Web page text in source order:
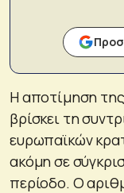
Η αποτίμηση
βρίσκει τη
ευρωπαϊκών
ακόμη σε
περίοδο. Ο